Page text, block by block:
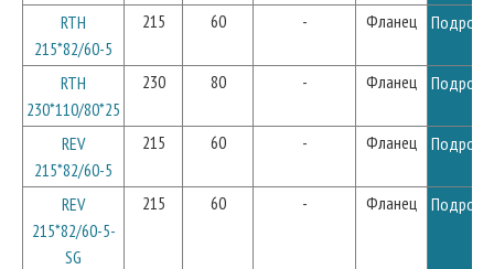
RTH
215*82/60-5
215 60 - Фланец
RTH
230*110/80*25
230 80 - Фланец
REV
215*82/60-5
215 60 - Фланец
REV
215*82/60-5-
SG
215 60 - Фланец